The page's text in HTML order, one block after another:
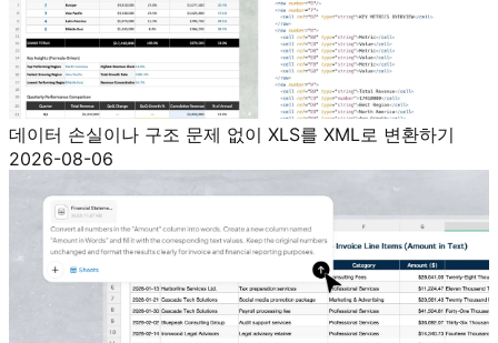
데이터 손실이나 구조 문제 없이 XLS를 XML로 변환하기
2026-08-06